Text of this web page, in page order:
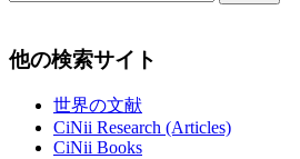
他の検索サイト
世界の文献
CiNii Research (Articles)
CiNii Books